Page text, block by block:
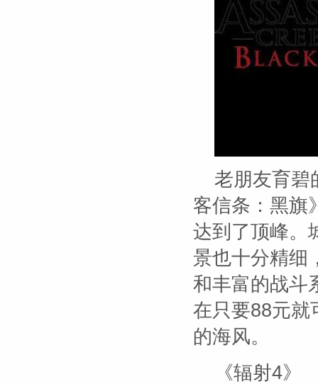
老朋友育碧
客信条：黑旗
达到了顶峰。
景也十分精细
和丰富的战斗
在只要88元就
的海风。
《辐射4》